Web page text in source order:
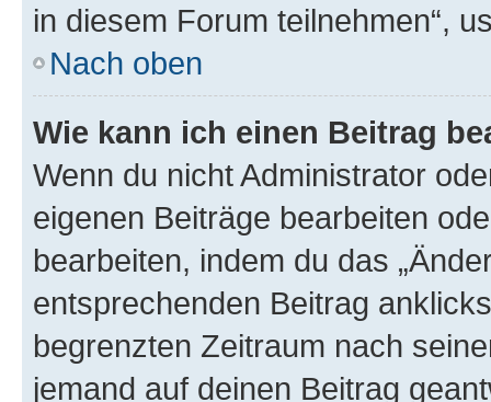
in diesem Forum teilnehmen“,
Nach oben
Wie kann ich einen Beitrag
Wenn du nicht Administrator
eigenen Beiträge bearbeiten
bearbeiten, indem du das
entsprechenden Beitrag
begrenzten Zeitraum nach
jemand auf deinen Beitrag